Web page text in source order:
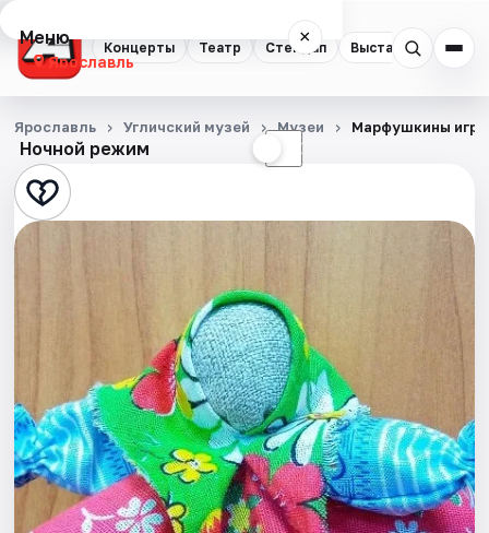
Концерты Театр Стендап Выставки
Меню ×
Ярославль
Концерты
Театр
Стендап
Экскурсии
События
Города
Ночной режим ☾
Ярославль Угличский музей Музеи Марфушкины